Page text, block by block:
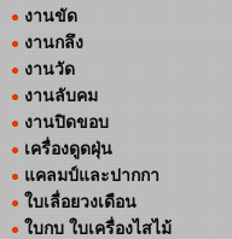
งานขัด
งานกลึง
งานวัด
งานลับคม
งานปิดขอบ
เครื่องดูดฝุ่น
แคลมป์และปากกา
ใบเลื่อยวงเดือน
ใบกบ ใบเครื่องไสไม้